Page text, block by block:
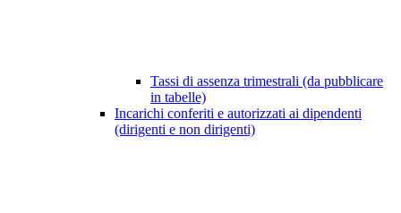
Tassi di assenza trimestrali (da pubblicare
in tabelle)
Incarichi conferiti e autorizzati ai dipendenti
(dirigenti e non dirigenti)